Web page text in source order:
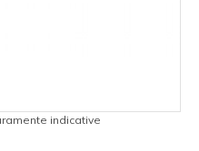
indicative